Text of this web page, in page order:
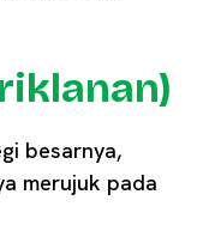
besarnya,
merujuk pada